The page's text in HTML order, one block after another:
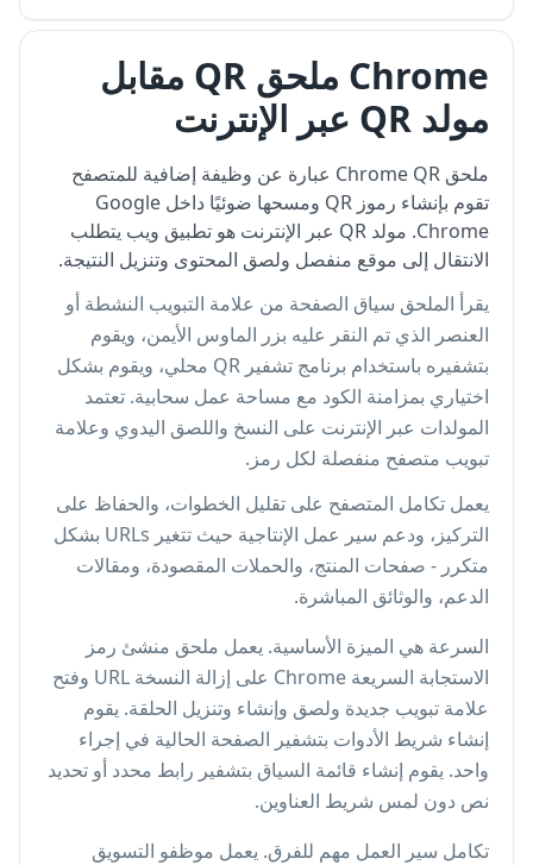
Chrome ملحق QR مقابل
مولد QR عبر الإنترنت
ملحق Chrome QR عبارة عن وظيفة إضافية للمتصفح
تقوم بإنشاء رموز QR ومسحها ضوئيًا داخل Google
Chrome. مولد QR عبر الإنترنت هو تطبيق ويب يتطلب
الانتقال إلى موقع منفصل ولصق المحتوى وتنزيل النتيجة.
يقرأ الملحق سياق الصفحة من علامة التبويب النشطة أو
العنصر الذي تم النقر عليه بزر الماوس الأيمن، ويقوم
بتشفيره باستخدام برنامج تشفير QR محلي، ويقوم بشكل
اختياري بمزامنة الكود مع مساحة عمل سحابية. تعتمد
المولدات عبر الإنترنت على النسخ واللصق اليدوي وعلامة
تبويب متصفح منفصلة لكل رمز.
يعمل تكامل المتصفح على تقليل الخطوات، والحفاظ على
التركيز، ودعم سير عمل الإنتاجية حيث تتغير URLs بشكل
متكرر - صفحات المنتج، والحملات المقصودة، ومقالات
الدعم، والوثائق المباشرة.
السرعة هي الميزة الأساسية. يعمل ملحق منشئ رمز
الاستجابة السريعة Chrome على إزالة النسخة URL وفتح
علامة تبويب جديدة ولصق وإنشاء وتنزيل الحلقة. يقوم
إنشاء شريط الأدوات بتشفير الصفحة الحالية في إجراء
واحد. يقوم إنشاء قائمة السياق بتشفير رابط محدد أو تحديد
نص دون لمس شريط العناوين.
تكامل سير العمل مهم للفرق. يعمل موظفو التسويق